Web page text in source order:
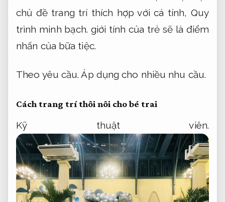
chủ đề trang trí thích hợp với cá tính, Quy
trình minh bạch. giới tính của trẻ sẽ là điểm
nhấn của bữa tiệc.
Theo yêu cầu. Áp dụng cho nhiều nhu cầu.
Cách trang trí thôi nôi cho bé trai
Kỹ thuật viên.